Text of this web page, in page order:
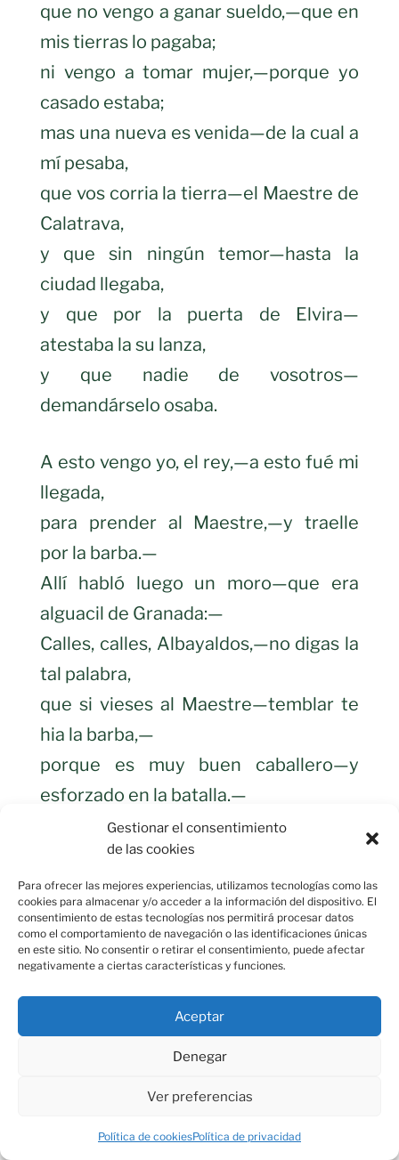
Gestionar el consentimiento
de las cookies
Para ofrecer las mejores experiencias, utilizamos tecnologías como las
cookies para almacenar y/o acceder a la información del dispositivo. El
consentimiento de estas tecnologías nos permitirá procesar datos
como el comportamiento de navegación o las identificaciones únicas
en este sitio. No consentir o retirar el consentimiento, puede afectar
negativamente a ciertas características y funciones.
Aceptar
Denegar
Ver preferencias
Política de cookiesPolítica de privacidad
que no vengo a ganar sueldo,—que en
mis tierras lo pagaba;
ni vengo a tomar mujer,—porque yo
casado estaba;
mas una nueva es venida—de la cual a
mí pesaba,
que vos corria la tierra—el Maestre de
Calatrava,
y que sin ningún temor—hasta la
ciudad llegaba,
y que por la puerta de Elvira—
atestaba la su lanza,
y que nadie de vosotros—
demandárselo osaba.
A esto vengo yo, el rey,—a esto fué mi
llegada,
para prender al Maestre,—y traelle
por la barba.—
Allí habló luego un moro—que era
alguacil de Granada:—
Calles, calles, Albayaldos,—no digas la
tal palabra,
que si vieses al Maestre—temblar te
hia la barba,—
porque es muy buen caballero—y
esforzado en la batalla.—
Cuando lo oyó Albayaldos,—
enojadamente habla:
—Calles, calles, perro moro,—si no
darte he una bofetada,
porque yo soy caballero,—y cumpliré
mi palabra.
—Si me la das, Albayaldos,—serte ha
bien demandada.—
El rey desque vió esto—el guante en
medio arrojara:—
Calledes vos, alguacil,—no se os debe